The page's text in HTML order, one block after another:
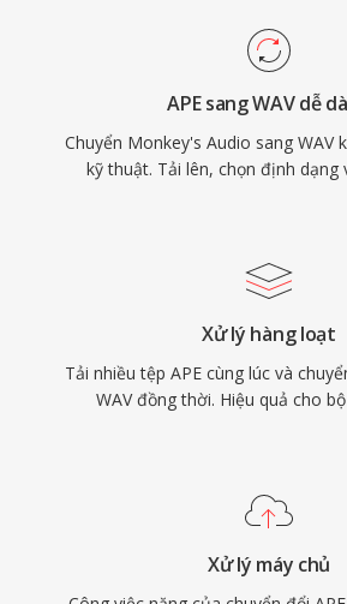
thời gian và ghi chú sản xuất.
kích thước tệp — một phút stereo
CD chiếm khoảng 10 MB — và
32-bit áp đặt giới hạn 4 GB, dù
giới hạn đó.
APE sang WAV dễ
Chuyển Monkey's Audio sang WAV
kỹ thuật. Tải lên, chọn định dạng
Xử lý hàng loạt
Tải nhiều tệp APE cùng lúc và
WAV đồng thời. Hiệu quả cho
Xử lý máy chủ